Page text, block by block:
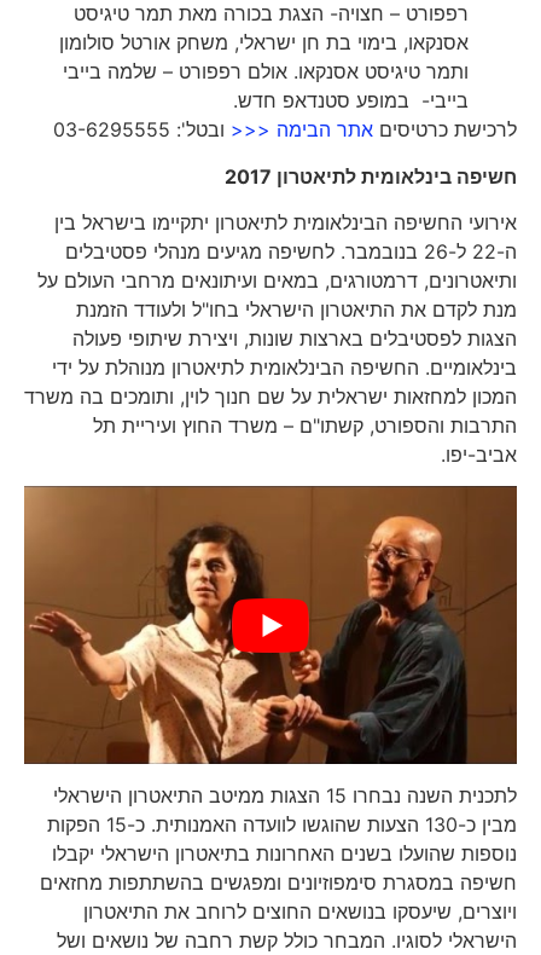
רפפורט – חצויה- הצגת בכורה מאת תמר טיגיסט
אסנקאו, בימוי בת חן ישראלי, משחק אורטל סולומון
ותמר טיגיסט אסנקאו. אולם רפפורט – שלמה בייבי
בייבי- במופע סטנדאפ חדש.
לרכישת כרטיסיםאתר הבימה <<<ובטל': 03-6295555
חשיפה בינלאומית לתיאטרון 2017
אירועי החשיפה הבינלאומית לתיאטרון יתקיימו בישראל בין
ה-22 ל-26 בנובמבר. לחשיפה מגיעים מנהלי פסטיבלים
ותיאטרונים, דרמטורגים, במאים ועיתונאים מרחבי העולם על
מנת לקדם את התיאטרון הישראלי בחו"ל ולעודד הזמנת
הצגות לפסטיבלים בארצות שונות, ויצירת שיתופי פעולה
בינלאומיים. החשיפה הבינלאומית לתיאטרון מנוהלת על ידי
המכון למחזאות ישראלית על שם חנוך לוין, ותומכים בה משרד
התרבות והספורט, קשתו"ם – משרד החוץ ועיריית תל
אביב-יפו.
לתכנית השנה נבחרו 15 הצגות ממיטב התיאטרון הישראלי
מבין כ-130 הצעות שהוגשו לוועדה האמנותית. כ-15 הפקות
נוספות שהועלו בשנים האחרונות בתיאטרון הישראלי יקבלו
חשיפה במסגרת סימפוזיונים ומפגשים בהשתתפות מחזאים
ויוצרים, שיעסקו בנושאים החוצים לרוחב את התיאטרון
הישראלי לסוגיו. המבחר כולל קשת רחבה של נושאים ושל